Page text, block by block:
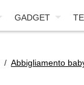
GADGET
/ Abbigliamento